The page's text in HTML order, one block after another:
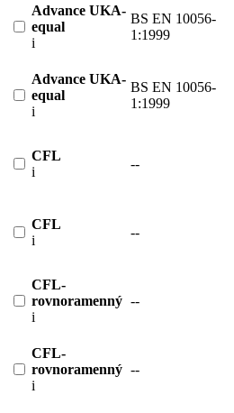
Advance UKA-
equal
i
BS EN 10056-
1:1999
Advance UKA-
equal
i
BS EN 10056-
1:1999
CFL
i
--
CFL
i
--
CFL-
rovnoramenný
i
--
CFL-
rovnoramenný
i
--